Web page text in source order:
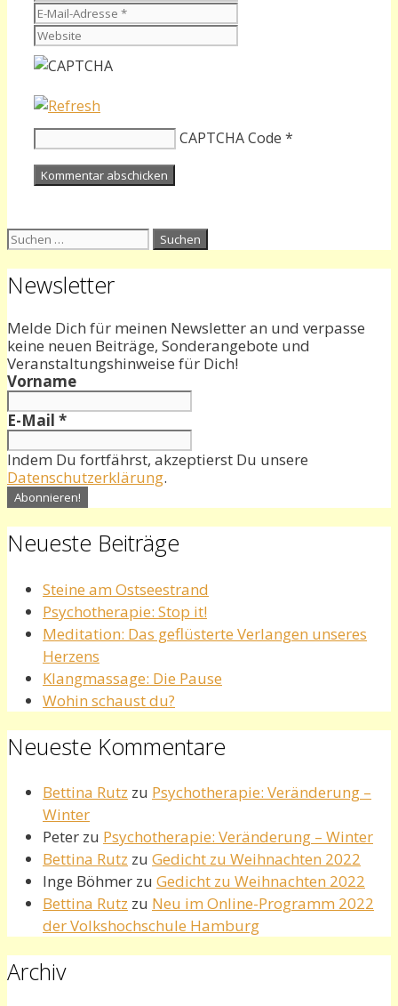
Adresse
CAPTCHA Code *
Suchen
Newsletter
Melde Dich für meinen Newsletter an und verpasse
keine neuen Beiträge, Sonderangebote und
Veranstaltungshinweise für Dich!
Vorname
E-Mail *
Indem Du fortfährst, akzeptierst Du unsere
Datenschutzerklärung.
Neueste Beiträge
Steine am Ostseestrand
Psychotherapie: Stop it!
Meditation: Das geflüsterte Verlangen unseres
Herzens
Klangmassage: Die Pause
Wohin schaust du?
Neueste Kommentare
Bettina Rutz zu Psychotherapie: Veränderung –
Winter
Peter zu Psychotherapie: Veränderung – Winter
Bettina Rutz zu Gedicht zu Weihnachten 2022
Inge Böhmer zu Gedicht zu Weihnachten 2022
Bettina Rutz zu Neu im Online-Programm 2022
der Volkshochschule Hamburg
Archiv